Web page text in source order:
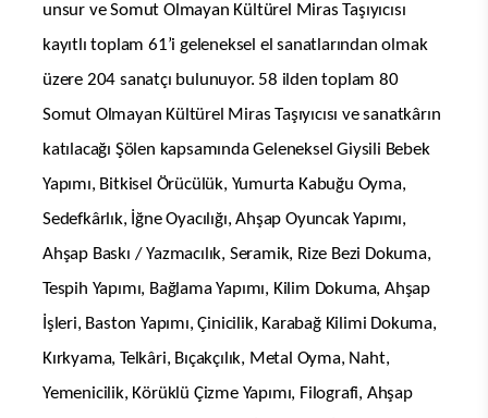
unsur ve Somut Olmayan Kültürel Miras Taşıyıcısı
kayıtlı toplam 61’i geleneksel el sanatlarından olmak
üzere 204 sanatçı bulunuyor. 58 ilden toplam 80
Somut Olmayan Kültürel Miras Taşıyıcısı ve sanatkârın
katılacağı Şölen kapsamında Geleneksel Giysili Bebek
Yapımı, Bitkisel Örücülük, Yumurta Kabuğu Oyma,
Sedefkârlık, İğne Oyacılığı, Ahşap Oyuncak Yapımı,
Ahşap Baskı / Yazmacılık, Seramik, Rize Bezi Dokuma,
Tespih Yapımı, Bağlama Yapımı, Kilim Dokuma, Ahşap
İşleri, Baston Yapımı, Çinicilik, Karabağ Kilimi Dokuma,
Kırkyama, Telkâri, Bıçakçılık, Metal Oyma, Naht,
Yemenicilik, Körüklü Çizme Yapımı, Filografi, Ahşap